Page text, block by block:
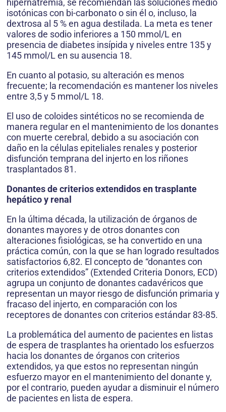
hipernatremia, se recomiendan las soluciones medio
isotónicas con bi-carbonato o sin él o, incluso, la
dextrosa al 5 % en agua destilada. La meta es tener
valores de sodio inferiores a 150 mmol/L en
presencia de diabetes insípida y niveles entre 135 y
145 mmol/L en su ausencia 18.
En cuanto al potasio, su alteración es menos
frecuente; la recomendación es mantener los niveles
entre 3,5 y 5 mmol/L 18.
El uso de coloides sintéticos no se recomienda de
manera regular en el mantenimiento de los donantes
con muerte cerebral, debido a su asociación con
daño en la células epiteliales renales y posterior
disfunción temprana del injerto en los riñones
trasplantados 81.
Donantes de criterios extendidos en trasplante
hepático y renal
En la última década, la utilización de órganos de
donantes mayores y de otros donantes con
alteraciones fisiológicas, se ha convertido en una
práctica común, con la que se han logrado resultados
satisfactorios 6,82. El concepto de “donantes con
criterios extendidos” (Extended Criteria Donors, ECD)
agrupa un conjunto de donantes cadavéricos que
representan un mayor riesgo de disfunción primaria y
fracaso del injerto, en comparación con los
receptores de donantes con criterios estándar 83-85.
La problemática del aumento de pacientes en listas
de espera de trasplantes ha orientado los esfuerzos
hacia los donantes de órganos con criterios
extendidos, ya que estos no representan ningún
esfuerzo mayor en el mantenimiento del donante y,
por el contrario, pueden ayudar a disminuir el número
de pacientes en lista de espera.